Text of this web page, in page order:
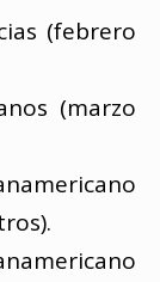
(febrero
(marzo